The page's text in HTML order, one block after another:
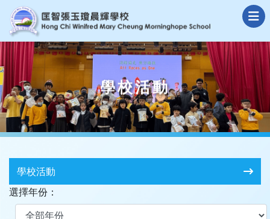
學校活動
學校活動
選擇年份：